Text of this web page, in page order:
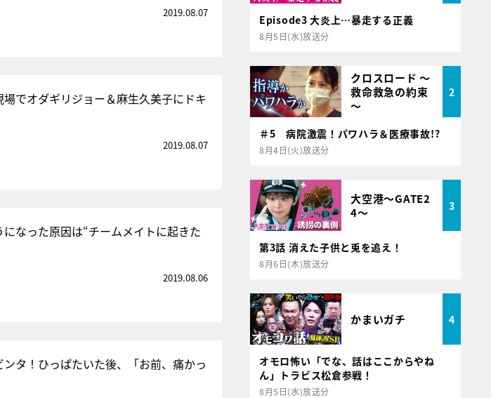
2019.08.07
でオダギリジョー＆麻生久美子にドキ
2019.08.07
なった原因は“チームメイトに起きた
2019.08.06
タ！ひっぱたいた後、「お前、痛かっ
Episode3 大炎上…暴走する正義
8月5日(水)放送分
クロスロード ～
救命救急の約束
～
2
＃5 病院激震！パワハラ＆医療事故!?
8月4日(火)放送分
大空港～GATE2
4～
3
第3話 消えた子供と兎を追え！
8月6日(木)放送分
かまいガチ 4
オモロ怖い「でな、話はここからやね
ん」トラビス松倉参戦！
8月5日(水)放送分